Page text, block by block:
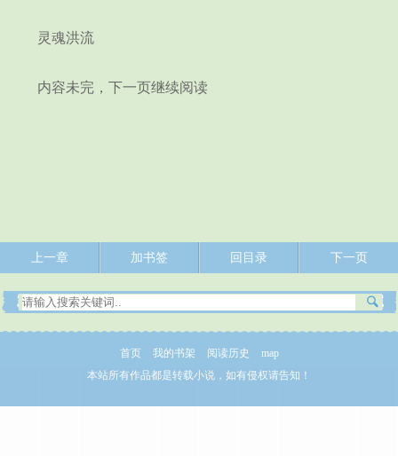
灵魂洪流
内容未完，下一页继续阅读
上一章 加书签 回目录 下一页
首页 我的书架 阅读历史
map
本站所有作品都是转载小说，如有侵权请告知！